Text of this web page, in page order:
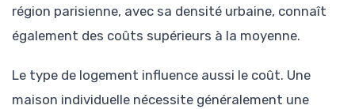
région parisienne, avec sa densité urbaine, connaît
également des coûts supérieurs à la moyenne.
Le type de logement influence aussi le coût. Une
maison individuelle nécessite généralement une